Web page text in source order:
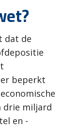
dat de
beperkt
drie miljard
en -